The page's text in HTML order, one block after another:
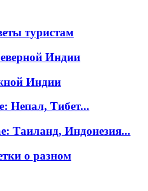
туристам
Индии
Индии
Непал, Тибет...
Таиланд, Индонезия...
о разном